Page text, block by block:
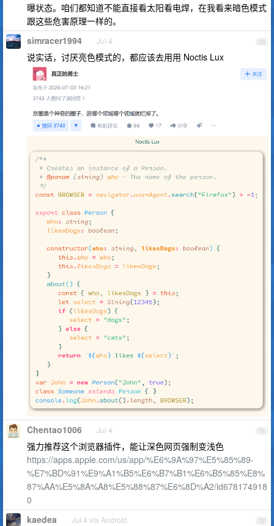
曝状态。咱们都知道不能直接看太阳看电焊，在我看来暗色模式
跟这些危害原理一样的。
70
simracer1994 Jul 4
说实话，讨厌亮色模式的，都应该去用用 Noctis Lux
71
Chentao1006 Jul 4
强力推荐这个浏览器插件，能让深色网页强制变浅色
https://apps.apple.com/us/app/%E6%9A%97%E5%85%89-
%E7%BD%91%E9%A1%B5%E6%B7%B1%E6%B5%85%E8%
87%AA%E5%8A%A8%E5%88%87%E6%8D%A2/id678174918
0
72
kaedea Jul 4 via Android